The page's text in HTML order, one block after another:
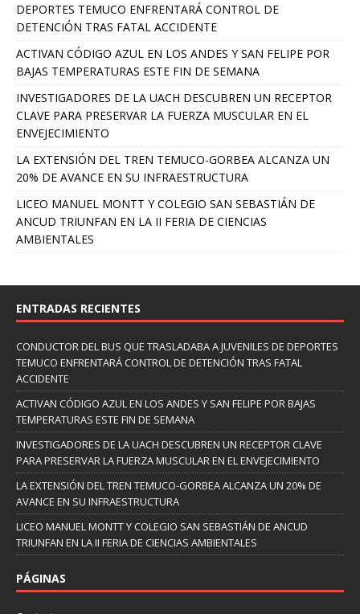
DEPORTES TEMUCO ENFRENTARÁ CONTROL DE
DETENCIÓN TRAS FATAL ACCIDENTE
ACTIVAN CÓDIGO AZUL EN LOS ANDES Y SAN FELIPE POR
BAJAS TEMPERATURAS ESTE FIN DE SEMANA
INVESTIGADORES DE LA UACH DESCUBREN UN RECEPTOR
CLAVE PARA PRESERVAR LA FUERZA MUSCULAR EN EL
ENVEJECIMIENTO
LA EXTENSIÓN DEL TREN TEMUCO-GORBEA ALCANZA UN
20% DE AVANCE EN SU INFRAESTRUCTURA
LICEO MANUEL MONTT Y COLEGIO SAN SEBASTIÁN DE
ANCUD TRIUNFAN EN LA II FERIA DE CIENCIAS
AMBIENTALES
ENTRADAS RECIENTES
CONDUCTOR DEL BUS QUE TRASLADABA A JUVENILES DE DEPORTES
TEMUCO ENFRENTARÁ CONTROL DE DETENCIÓN TRAS FATAL
ACCIDENTE
ACTIVAN CÓDIGO AZUL EN LOS ANDES Y SAN FELIPE POR BAJAS
TEMPERATURAS ESTE FIN DE SEMANA
INVESTIGADORES DE LA UACH DESCUBREN UN RECEPTOR CLAVE
PARA PRESERVAR LA FUERZA MUSCULAR EN EL ENVEJECIMIENTO
LA EXTENSIÓN DEL TREN TEMUCO-GORBEA ALCANZA UN 20% DE
AVANCE EN SU INFRAESTRUCTURA
LICEO MANUEL MONTT Y COLEGIO SAN SEBASTIÁN DE ANCUD
TRIUNFAN EN LA II FERIA DE CIENCIAS AMBIENTALES
PÁGINAS